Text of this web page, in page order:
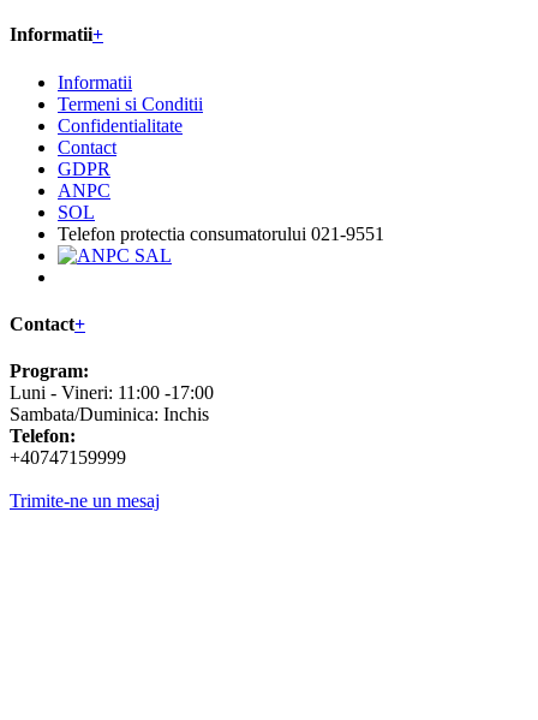
Informatii+
Informatii
Termeni si Conditii
Confidentialitate
Contact
GDPR
ANPC
SOL
Telefon protectia consumatorului 021-9551
Contact+
Program:
Luni - Vineri: 11:00 -17:00
Sambata/Duminica: Inchis
Telefon:
+40747159999
Trimite-ne un mesaj